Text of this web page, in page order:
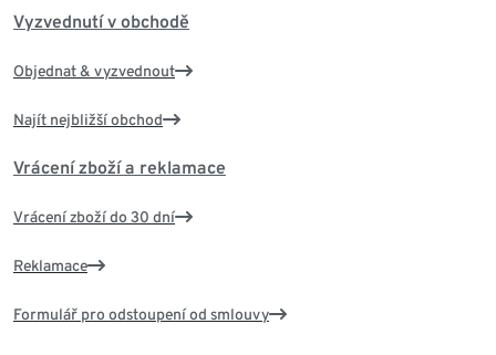
Vyzvednutí v obchodě
Objednat & vyzvednout
Najít nejbližší obchod
Vrácení zboží a reklamace
Vrácení zboží do 30 dní
Reklamace
Formulář pro odstoupení od smlouvy